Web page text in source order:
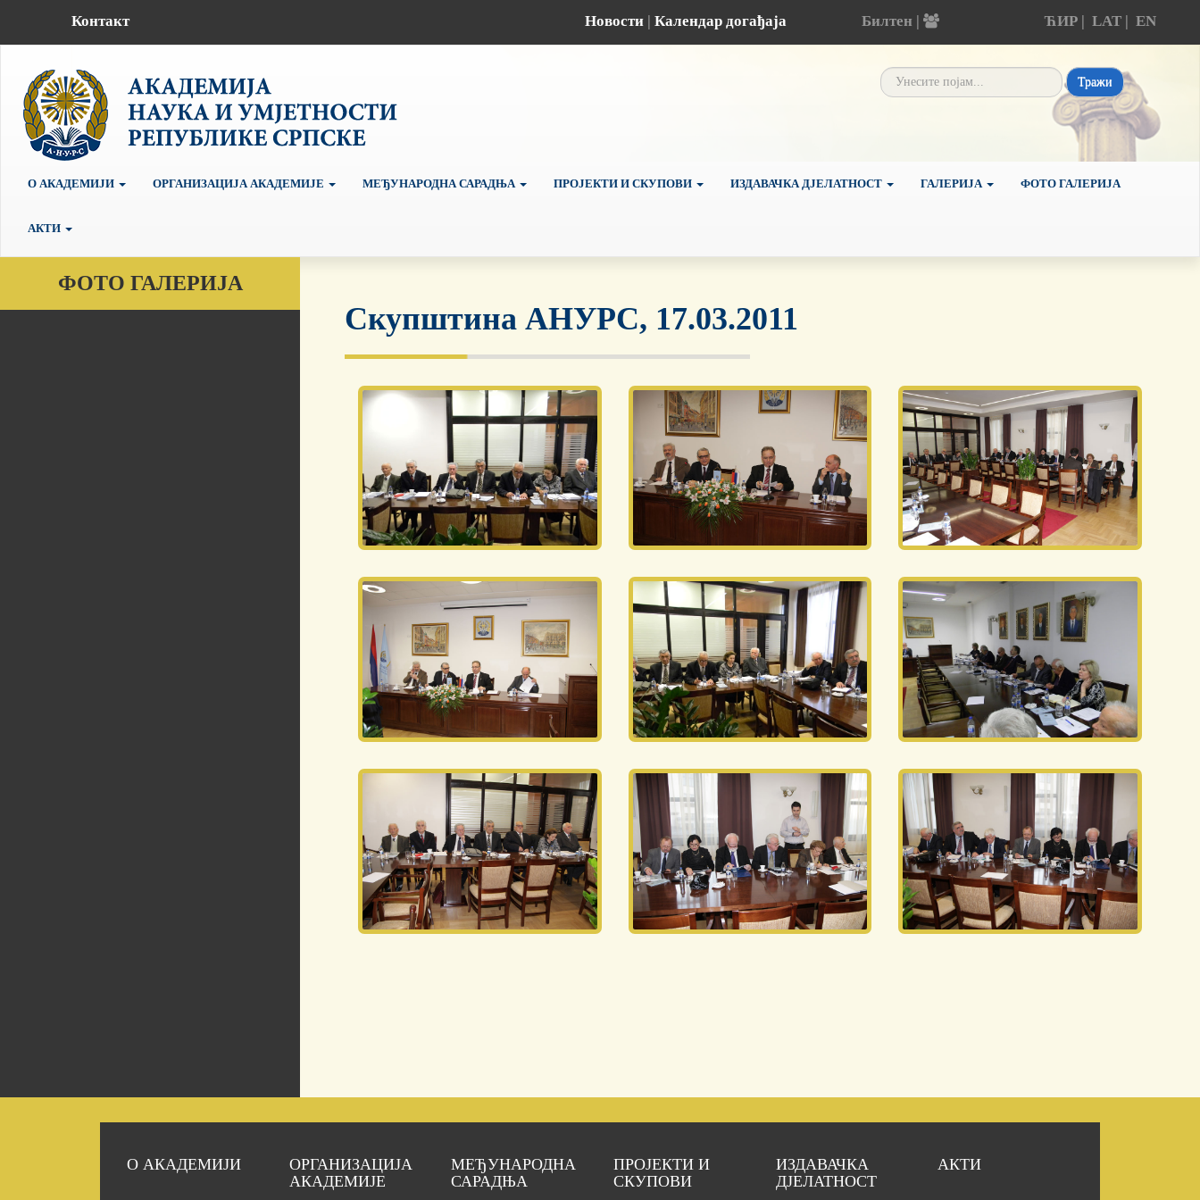
Контакт Новости | Календар догађаја Билтен | ЋИР| LAT| EN
Тражи
О АКАДЕМИЈИ ОРГАНИЗАЦИЈА АКАДЕМИЈЕ МЕЂУНАРОДНА САРАДЊА ПРОЈЕКТИ И СКУПОВИ ИЗДАВАЧКА ДЈЕЛАТНОСТ ГАЛЕРИЈА ФОТО ГАЛЕРИЈА
АКТИ
ФОТО ГАЛЕРИЈА
Скупштина АНУРС, 17.03.2011
О АКАДЕМИЈИ
ОРГАНИЗАЦИЈА
АКАДЕМИЈЕ
МЕЂУНАРОДНА
САРАДЊА
ПРОЈЕКТИ И
СКУПОВИ
ИЗДАВАЧКА
ДЈЕЛАТНОСТ
АКТИ